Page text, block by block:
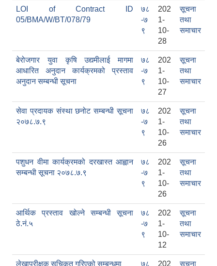
LOI of Contract ID
05/BMA/W/BT/078/79
७८
-७
९
202
1-
10-
28
सूचना
तथा
समाचार
बेरोजगार युवा कृषि उद्यमीलाई मागमा
आधारित अनुदान कार्यक्रमको प्रस्ताव
अनुदान सम्बन्धी सूचना
७८
-७
९
202
1-
10-
27
सूचना
तथा
समाचार
सेवा प्रदायक संस्था छनोट सम्बन्धी सूचना
२०७८.७.९
७८
-७
९
202
1-
10-
26
सूचना
तथा
समाचार
पशुधन वीमा कार्यक्रमको दरखास्त आह्वान
सम्बन्धी सूचना २०७८.७.९
७८
-७
९
202
1-
10-
26
सूचना
तथा
समाचार
आर्थिक प्रस्ताव खोल्ने सम्बन्धी सूचना
ठे.नं.५
७८
-७
९
202
1-
10-
12
सूचना
तथा
समाचार
लेखापरीक्षक सूचिकृत गरिएको सम्बन्धमा
७८
202
सूचना